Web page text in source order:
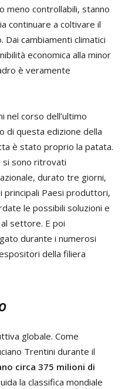
meno controllabili, stanno
continuare a coltivare il
cambiamenti climatici
economica alla minor
è veramente
nel corso dell’ultimo
di questa edizione della
è stato proprio la patata.
sono ritrovati
durato tre giorni,
principali Paesi produttori,
le possibili soluzioni e
settore. E poi
durante i numerosi
della filiera
globale. Come
Trentini durante il
circa 375 milioni di
la classifica mondiale